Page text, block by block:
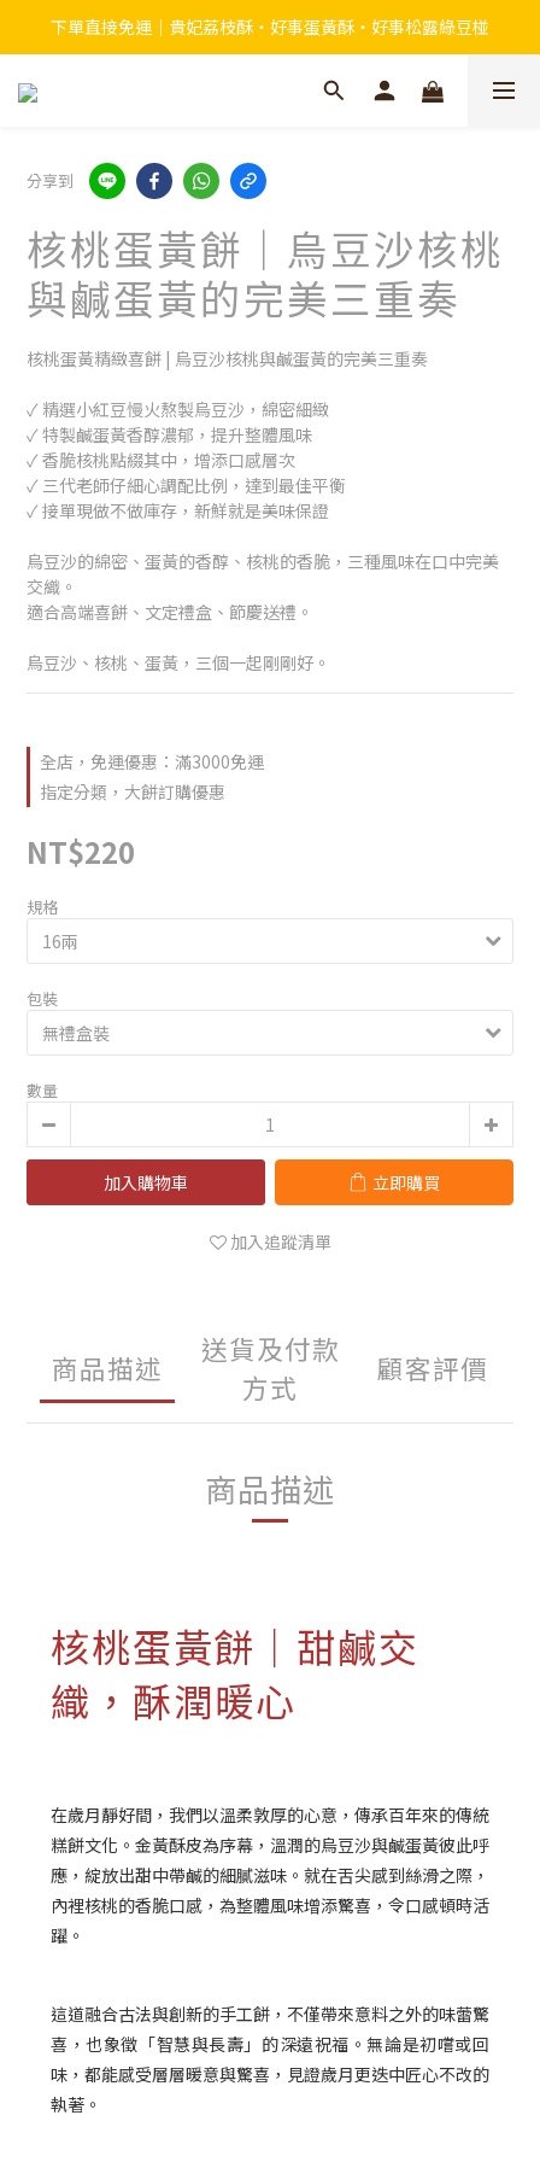
下單直接免運｜貴妃荔枝酥・好事蛋黃酥・好事松露綠豆椪
分享到
核桃蛋黃餅｜烏豆沙核桃
與鹹蛋黃的完美三重奏
核桃蛋黃精緻喜餅 | 烏豆沙核桃與鹹蛋黃的完美三重奏
✓ 精選小紅豆慢火熬製烏豆沙，綿密細緻
✓ 特製鹹蛋黃香醇濃郁，提升整體風味
✓ 香脆核桃點綴其中，增添口感層次
✓ 三代老師仔細心調配比例，達到最佳平衡
✓ 接單現做不做庫存，新鮮就是美味保證
烏豆沙的綿密、蛋黃的香醇、核桃的香脆，三種風味在口中完美
交織。
適合高端喜餅、文定禮盒、節慶送禮。
烏豆沙、核桃、蛋黃，三個一起剛剛好。
全店，免運優惠：滿3000免運
指定分類，大餅訂購優惠
NT$220
規格
包裝
數量
加入購物車 立即購買
加入追蹤清單
商品描述
送貨及付款
方式
顧客評價
商品描述
核桃蛋黃餅｜甜鹹交
織，酥潤暖心
在歲月靜好間，我們以溫柔敦厚的心意，傳承百年來的傳統
糕餅文化。金黃酥皮為序幕，溫潤的烏豆沙與鹹蛋黃彼此呼
應，綻放出甜中帶鹹的細膩滋味。就在舌尖感到絲滑之際，
內裡核桃的香脆口感，為整體風味增添驚喜，令口感頓時活
躍。
這道融合古法與創新的手工餅，不僅帶來意料之外的味蕾驚
喜，也象徵「智慧與長壽」的深遠祝福。無論是初嚐或回
味，都能感受層層暖意與驚喜，見證歲月更迭中匠心不改的
執著。